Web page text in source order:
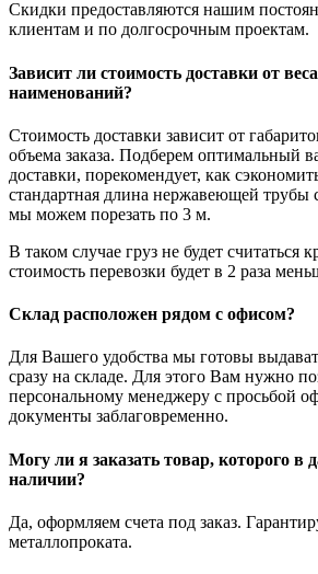
Скидки предоставляются нашим
клиентам и по долгосрочным проектам.
Зависит ли стоимость доставки от
наименований?
Стоимость доставки зависит от
объема заказа. Подберем оптимальный
доставки, порекомендует, как
стандартная длина нержавеющей трубы
мы можем порезать по 3 м.
В таком случае груз не будет считаться
стоимость перевозки будет в 2 раза
Склад расположен рядом с офисом?
Для Вашего удобства мы готовы
сразу на складе. Для этого Вам нужно
персональному менеджеру с просьбой
документы заблаговременно.
Могу ли я заказать товар, которого в
наличии?
Да, оформляем счета под заказ.
металлопроката.